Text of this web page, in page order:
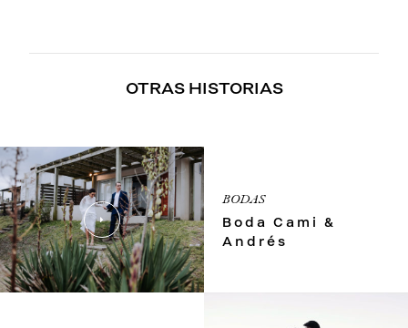
OTRAS HISTORIAS
BODAS
Boda Cami &
Andrés